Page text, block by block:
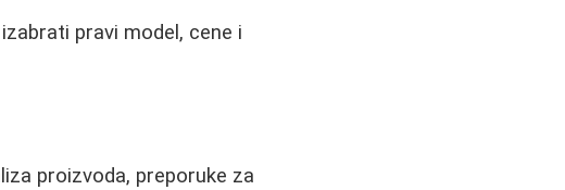
pravi model, cene i
proizvoda, preporuke za